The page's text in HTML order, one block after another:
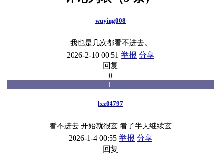
wuying008
我也是几次都看不进去。
2026-2-10 00:51 举报 分享
回复
0
L
lxz04797
看不进去 开始就很玄 看了半天继续玄
2026-1-4 00:55 举报 分享
回复